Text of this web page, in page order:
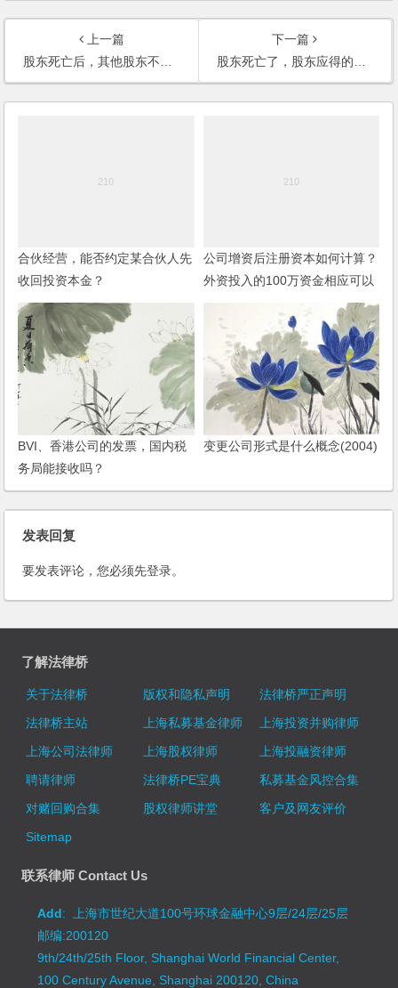
上一篇
股东死亡后，其他股东不同意股权继承怎么办？
下一篇
股东死亡了，股东应得的分红应该给谁？
合伙经营，能否约定某合伙人先
收回投资本金？
公司增资后注册资本如何计算？
外资投入的100万资金相应可以
获得多少股权？股东之间协商确
定股权比例是否可以？
BVI、香港公司的发票，国内税
务局能接收吗？
变更公司形式是什么概念(2004)
发表回复
要发表评论，您必须先登录。
了解法律桥
关于法律桥 版权和隐私声明
法律桥严正声明
法律桥主站
上海私募基金律师
上海投资并购律师
上海公司法律师
上海股权律师
上海投融资律师
聘请律师
法律桥PE宝典
私募基金风控合集
对赌回购合集
股权律师讲堂
客户及网友评价
Sitemap
联系律师 Contact Us
Add: 上海市世纪大道100号环球金融中心9层/24层/25层
邮编:200120
9th/24th/25th Floor, Shanghai World Financial Center,
100 Century Avenue, Shanghai 200120, China